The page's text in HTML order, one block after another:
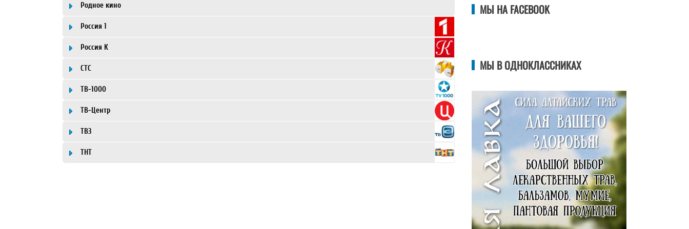
Родное кино
Россия 1
Россия К
СТС
ТВ-1000
ТВ-Центр
ТВ3
ТНТ
МЫ НА FACEBOOK
МЫ В ОДНОКЛАССНИКАХ